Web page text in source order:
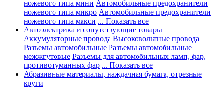
ножевого типа мини Автомобильные предохранители
ножевого типа микро Автомобильные предохранители
ножевого типа макси ... Показать все
Автоэлектрика и сопутствующие товары
Аккумуляторные провода Высоковольтные провода
Разъемы автомобильные Разъемы автомобильные
межжгутовые Разъемы для автомобильных ламп, фар,
противотуманных фар ... Показать все
Абразивные материалы, наждачная бумага, отрезные
круги